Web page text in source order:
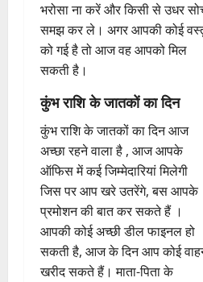
भरोसा ना करें और किसी से उधर
समझ कर ले। अगर आपकी कोई
को गई है तो आज वह आपको मिल
सकती है।
कुंभ राशि के जातकों का दिन
कुंभ राशि के जातकों का दिन आज
अच्छा रहने वाला है , आज आपके
ऑफिस में कई जिम्मेदारियां मिलेगी
जिस पर आप खरे उतरेंगे, बस आपके
प्रमोशन की बात कर सकते हैं ।
आपकी कोई अच्छी डील फाइनल हो
सकती है, आज के दिन आप कोई
खरीद सकते हैं। माता-पिता के